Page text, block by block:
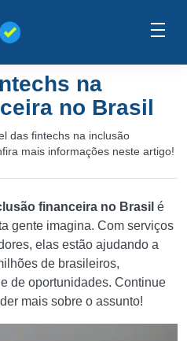
na
no Brasil
das fintechs na inclusão
mais informações neste artigo!
financeira no Brasil é
gente imagina. Com serviços
elas estão ajudando a
de brasileiros,
de oportunidades. Continue
mais sobre o assunto!